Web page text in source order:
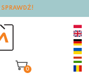
SPRAWDŹ!
0